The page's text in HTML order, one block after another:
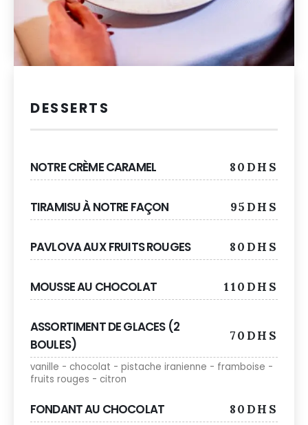
DESSERTS
NOTRE CRÈME CARAMEL 80DHS
TIRAMISU À NOTRE FAÇON 95DHS
PAVLOVA AUX FRUITS ROUGES 80DHS
MOUSSE AU CHOCOLAT 110DHS
ASSORTIMENT DE GLACES (2
BOULES)
70DHS
vanille - chocolat - pistache iranienne - framboise -
fruits rouges - citron
FONDANT AU CHOCOLAT 80DHS